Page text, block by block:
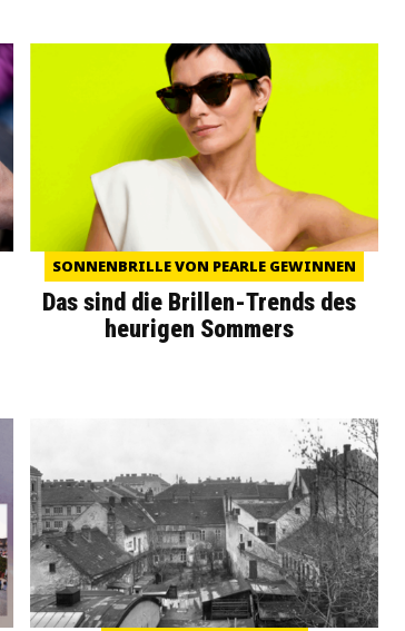
SONNENBRILLE VON PEARLE GEWINNEN
Das sind die Brillen-Trends des
heurigen Sommers